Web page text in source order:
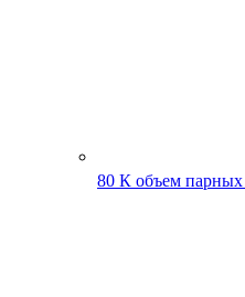
80 К объем